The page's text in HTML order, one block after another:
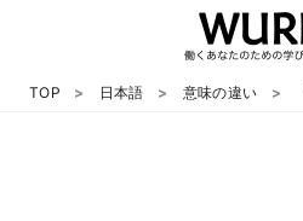
TOP 日本語 意味の違い